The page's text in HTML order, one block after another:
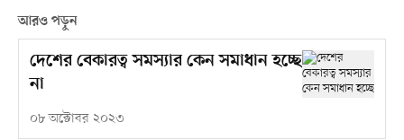
আরও পড়ুন
দেশের বেকারত্ব সমস্যার কেন সমাধান হচ্ছে
না
০৮ অক্টোবর ২০২৩